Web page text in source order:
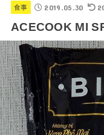
食事 2019.05.30
ACECOOK MI